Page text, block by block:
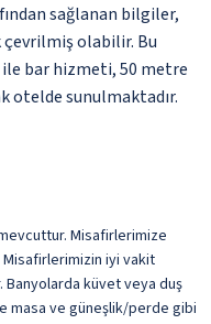
sağlanan bilgiler,
olabilir. Bu
bar hizmeti, 50 metre
otelde sunulmaktadır.
Misafirlerimize
iyi vakit
Banyolarda küvet veya duş
masa ve güneşlik/perde gibi